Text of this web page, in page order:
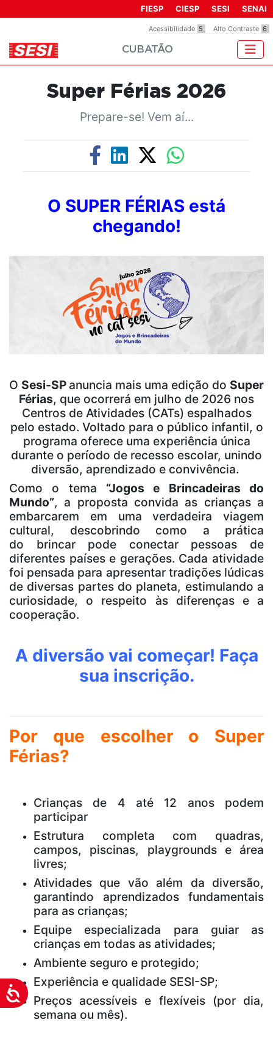
inclui
um
Acessibilidade
Acessibilidade 5 Alto Contraste 6
FIESP CIESP SESI SENAI
CUBATÃO
Super Férias 2026
Prepare-se! Vem aí...
O SUPER FÉRIAS está
chegando!
O Sesi-SP anuncia mais uma edição do Super
Férias, que ocorrerá em julho de 2026 nos
Centros de Atividades (CATs) espalhados
pelo estado. Voltado para o público infantil, o
programa oferece uma experiência única
durante o período de recesso escolar, unindo
diversão, aprendizado e convivência.
Como o tema “Jogos e Brincadeiras do
Mundo”, a proposta convida as crianças a
embarcarem em uma verdadeira viagem
cultural, descobrindo como a prática
do brincar pode conectar pessoas de
diferentes países e gerações. Cada atividade
foi pensada para apresentar tradições lúdicas
de diversas partes do planeta, estimulando a
curiosidade, o respeito às diferenças e a
cooperação.
A diversão vai começar! Faça
sua inscrição.
Por que escolher o Super
Férias?
Crianças de 4 até 12 anos podem
participar
Estrutura completa com quadras,
campos, piscinas, playgrounds e área
livres;
Atividades que vão além da diversão,
garantindo aprendizados fundamentais
para as crianças;
Equipe especializada para guiar as
crianças em todas as atividades;
Ambiente seguro e protegido;
Experiência e qualidade SESI-SP;
Preços acessíveis e flexíveis (por dia,
semana ou mês).